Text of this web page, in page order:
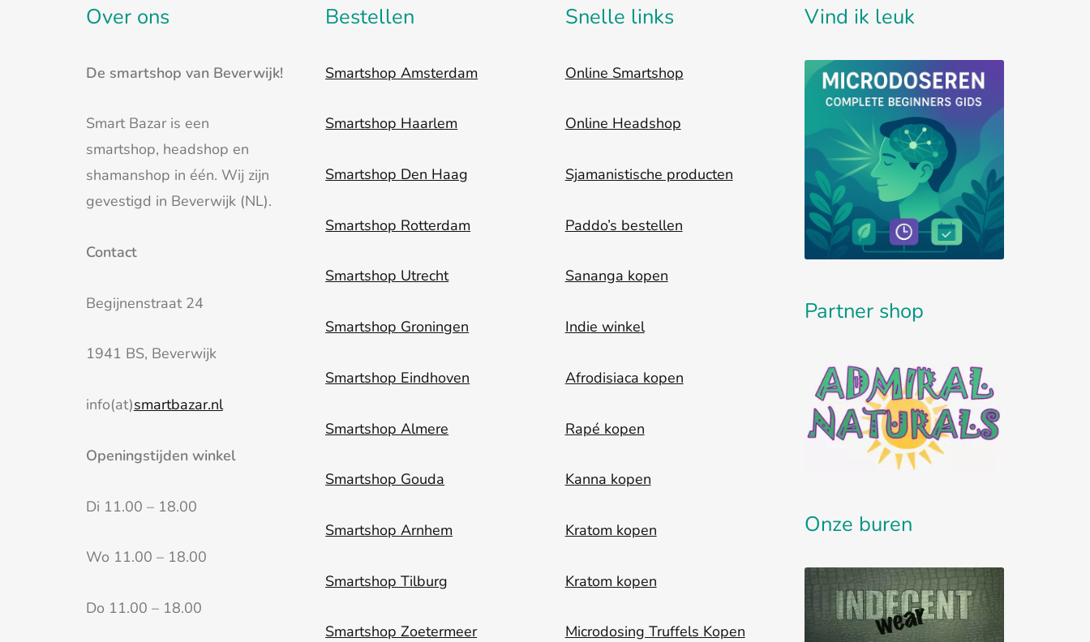
Over ons
De smartshop van Beverwijk!
Smart Bazar is een
smartshop, headshop en
shamanshop in één. Wij zijn
gevestigd in Beverwijk (NL).
Contact
Begijnenstraat 24
1941 BS, Beverwijk
info(at)smartbazar.nl
Openingstijden winkel
Di 11.00 – 18.00
Wo 11.00 – 18.00
Do 11.00 – 18.00
Bestellen
Smartshop Amsterdam
Smartshop Haarlem
Smartshop Den Haag
Smartshop Rotterdam
Smartshop Utrecht
Smartshop Groningen
Smartshop Eindhoven
Smartshop Almere
Smartshop Gouda
Smartshop Arnhem
Smartshop Tilburg
Smartshop Zoetermeer
Snelle links
Online Smartshop
Online Headshop
Sjamanistische producten
Paddo’s bestellen
Sananga kopen
Indie winkel
Afrodisiaca kopen
Rapé kopen
Kanna kopen
Kratom kopen
Kratom kopen
Microdosing Truffels Kopen
Vind ik leuk
Partner shop
Onze buren